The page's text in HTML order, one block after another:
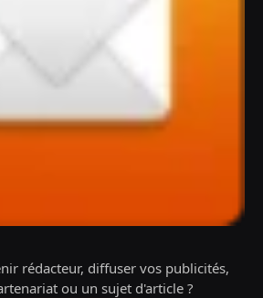
rédacteur, diffuser vos publicités,
ou un sujet d'article ?